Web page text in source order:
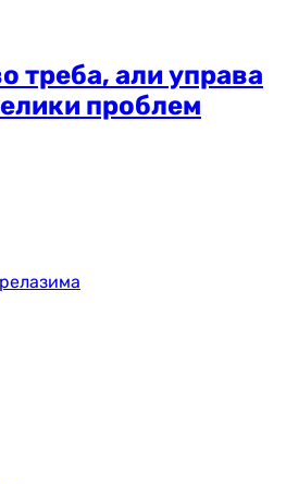
треба, али управа
проблем